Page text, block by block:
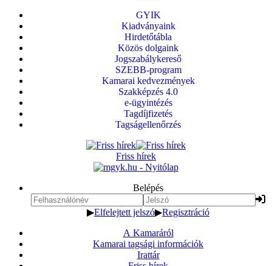
GYIK
Kiadványaink
Hirdetőtábla
Közös dolgaink
Jogszabálykereső
SZEBB-program
Kamarai kedvezmények
Szakképzés 4.0
e-ügyintézés
Tagdíjfizetés
Tagságellenőrzés
Friss hírek
Belépés
▶Elfelejtett jelszó▶Regisztráció
A Kamaráról
Kamarai tagsági információk
Irattár